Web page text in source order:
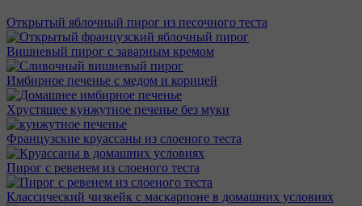
Открытый яблочный пирог из песочного теста
Вишневый пирог с заварным кремом
Имбирное печенье с медом и корицей
Хрустящее кунжутное печенье без муки
Французские круассаны из слоеного теста
Пирог с ревенем из слоеного теста
Классический чизкейк с маскарпоне в домашних условиях